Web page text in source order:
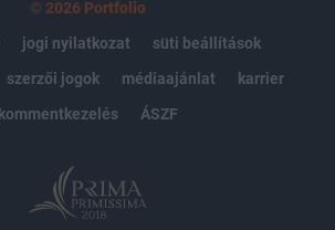
© 2026 Portfolio
jogi nyilatkozat
süti beállítások
szerzői jogok médiaajánlat
karrier
kommentkezelés
ÁSZF